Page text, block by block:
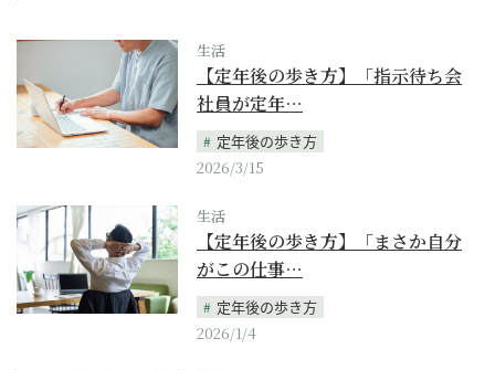
生活
【定年後の歩き方】「指示待ち会
社員が定年…
定年後の歩き方
2026/3/15
生活
【定年後の歩き方】「まさか自分
がこの仕事…
定年後の歩き方
2026/1/4